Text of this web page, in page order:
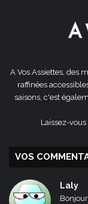
A Vos Assiettes, des
raffinées
saisons, c'est
Laissez-
VOS
Laly